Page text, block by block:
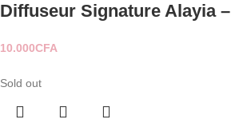
Diffuseur Signature Alayia
10.000CFA
Sold out